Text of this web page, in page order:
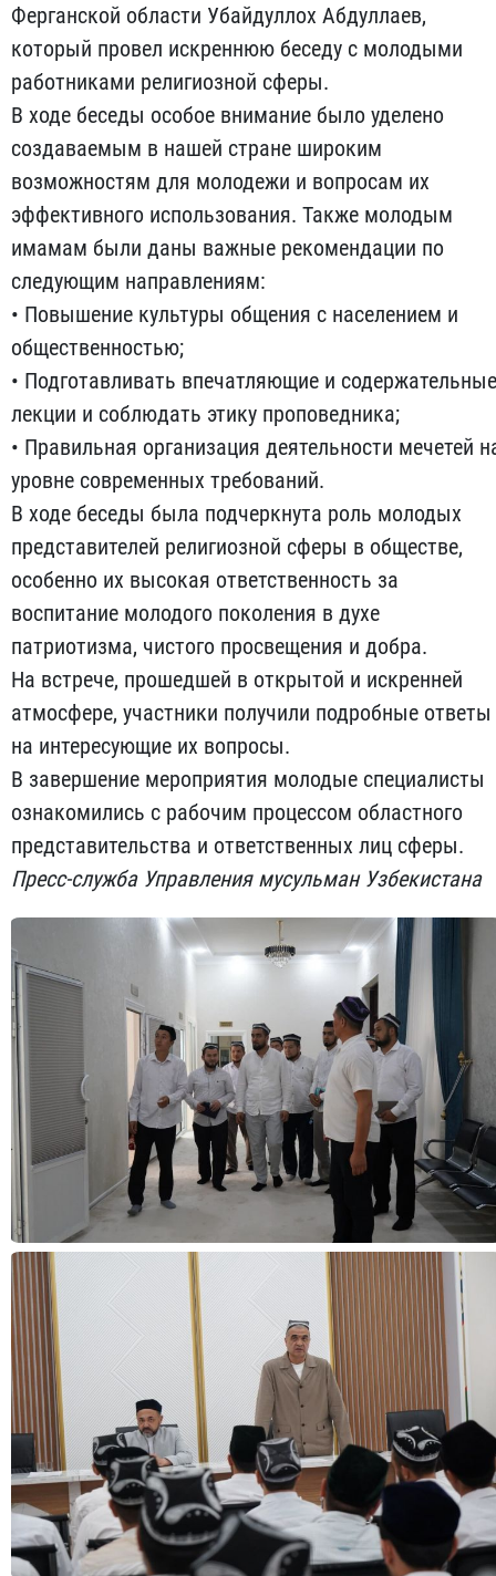
Ферганской области Убайдуллох Абдуллаев,
который провел искреннюю беседу с молодыми
работниками религиозной сферы.
В ходе беседы особое внимание было уделено
создаваемым в нашей стране широким
возможностям для молодежи и вопросам их
эффективного использования. Также молодым
имамам были даны важные рекомендации по
следующим направлениям:
• Повышение культуры общения с населением и
общественностью;
• Подготавливать впечатляющие и содержательные
лекции и соблюдать этику проповедника;
• Правильная организация деятельности мечетей
уровне современных требований.
В ходе беседы была подчеркнута роль молодых
представителей религиозной сферы в обществе,
особенно их высокая ответственность за
воспитание молодого поколения в духе
патриотизма, чистого просвещения и добра.
На встрече, прошедшей в открытой и искренней
атмосфере, участники получили подробные ответы
на интересующие их вопросы.
В завершение мероприятия молодые специалисты
ознакомились с рабочим процессом областного
представительства и ответственных лиц сферы.
Пресс-служба Управления мусульман Узбекистана